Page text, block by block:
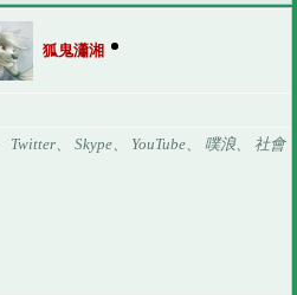
狐鬼瀟湘
、 Skype、 YouTube、 噗浪、 社會